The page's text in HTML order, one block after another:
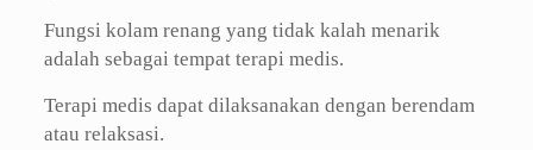
Fungsi kolam renang yang tidak kalah menarik
adalah sebagai tempat terapi medis.
Terapi medis dapat dilaksanakan dengan berendam
atau relaksasi.